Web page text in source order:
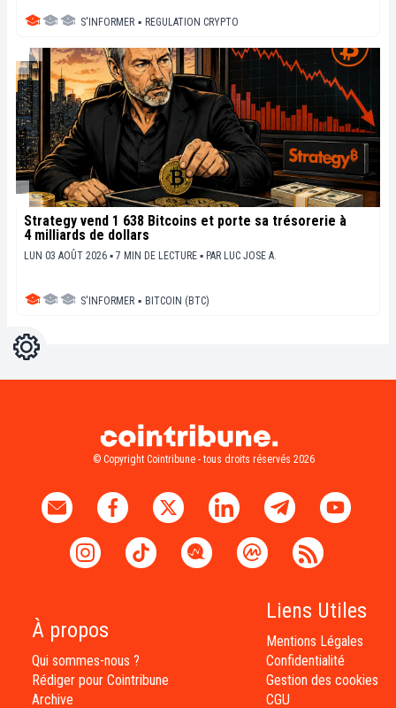
S'INFORMER ▪ REGULATION CRYPTO
Strategy vend 1 638 Bitcoins et porte sa trésorerie à
4 milliards de dollars
LUN 03 AOÛT 2026 ▪ 7 MIN DE LECTURE ▪ PAR LUC JOSE A.
S'INFORMER ▪ BITCOIN (BTC)
Réglages
© Copyright Cointribune - tous droits réservés 2026
À propos
Qui sommes-nous ?
Rédiger pour Cointribune
Archive
Liens Utiles
Mentions Légales
Confidentialité
Gestion des cookies
CGU